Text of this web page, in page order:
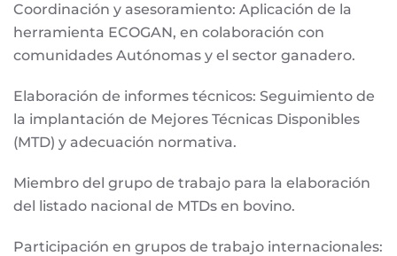
Coordinación y asesoramiento: Aplicación de la
herramienta ECOGAN, en colaboración con
comunidades Autónomas y el sector ganadero.
Elaboración de informes técnicos: Seguimiento de
la implantación de Mejores Técnicas Disponibles
(MTD) y adecuación normativa.
Miembro del grupo de trabajo para la elaboración
del listado nacional de MTDs en bovino.
Participación en grupos de trabajo internacionales: